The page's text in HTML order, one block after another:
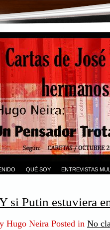
QUÉ SOY ENTREVISTAS
si Putin estuviera
Hugo Neira Posted in No